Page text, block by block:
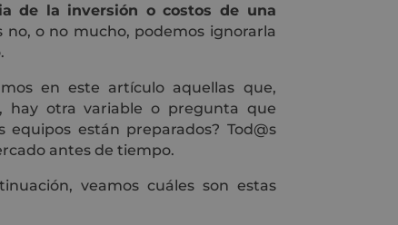
de la inversión o costos de una
no, o no mucho, podemos ignorarla
en este artículo aquellas que,
hay otra variable o pregunta que
están preparados? Tod@s
antes de tiempo.
veamos cuáles son estas